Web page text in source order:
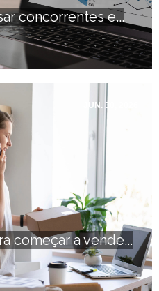
concorrentes e...
JUN. 30, 2026
começar a vende...